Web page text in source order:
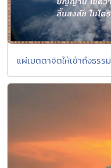
แผ่เมตตาจิตให้เข้าถึงธรรม